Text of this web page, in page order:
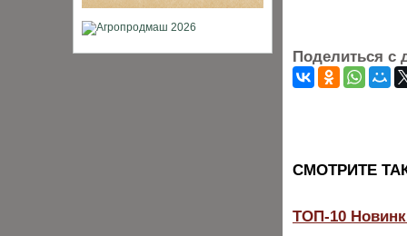
Поделиться с
CМОТРИТЕ
ТОП-10